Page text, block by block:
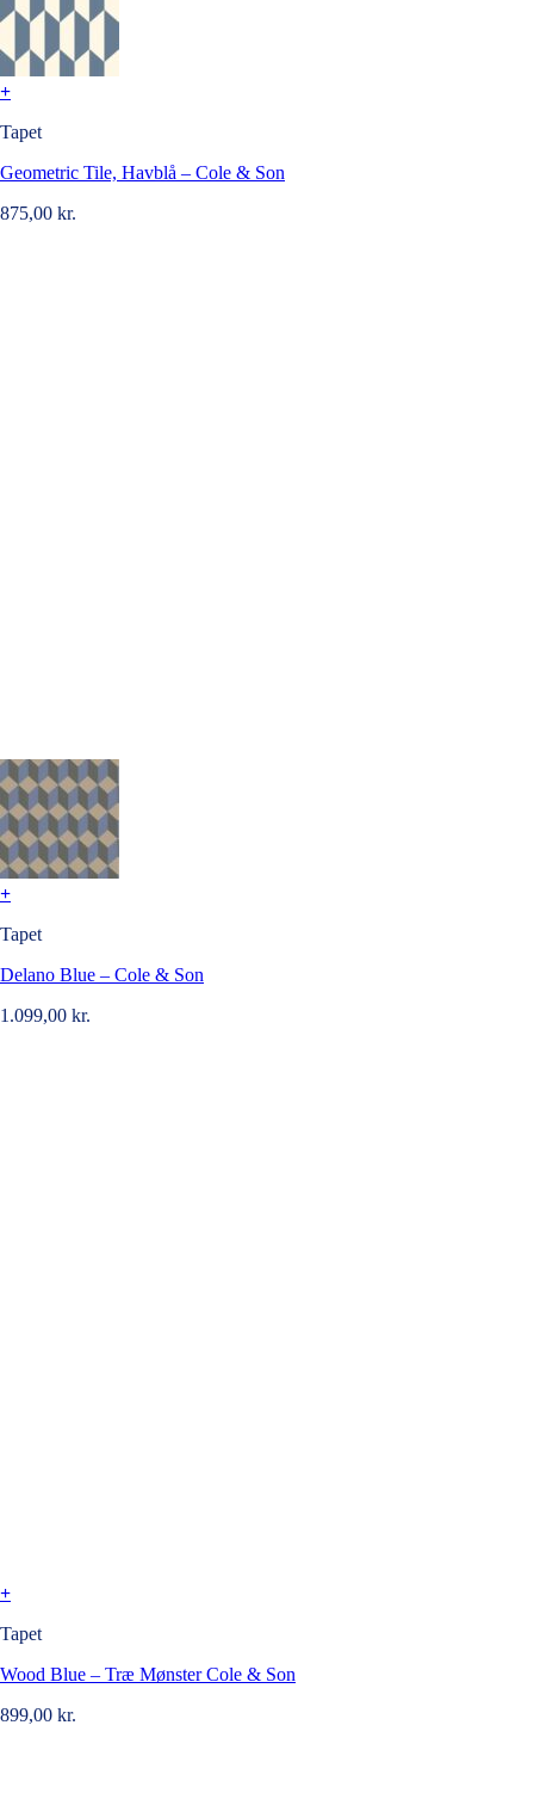
+
Tapet
Geometric Tile, Havblå – Cole & Son
875,00 kr.
+
Tapet
Delano Blue – Cole & Son
1.099,00 kr.
+
Tapet
Wood Blue – Træ Mønster Cole & Son
899,00 kr.